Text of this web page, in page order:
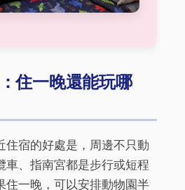
住一晚還能玩哪
住宿的好處是，周邊不只動
車、指南宮都是步行或短程
住一晚，可以安排動物園半